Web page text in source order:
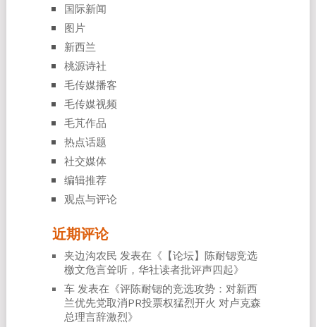
国际新闻
图片
新西兰
桃源诗社
毛传媒播客
毛传媒视频
毛芃作品
热点话题
社交媒体
编辑推荐
观点与评论
近期评论
夹边沟农民 发表在《 【论坛】陈耐锶竞选
檄文危言耸听，华社读者批评声四起》
车发表在《评陈耐锶的竞选攻势：对新西
兰优先党取消PR投票权猛烈开火 对卢克森
总理言辞激烈》